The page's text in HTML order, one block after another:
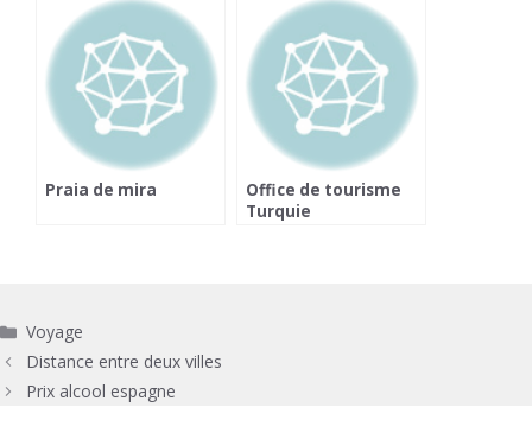
Praia de mira
Office de tourisme
Turquie
Catégories
Voyage
Distance entre deux villes
Prix alcool espagne